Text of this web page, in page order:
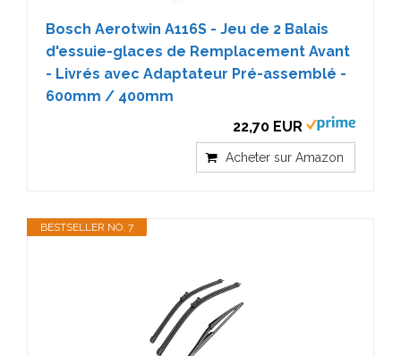
Bosch Aerotwin A116S - Jeu de 2 Balais
d'essuie-glaces de Remplacement Avant
- Livrés avec Adaptateur Pré-assemblé -
600mm / 400mm
22,70 EUR
Acheter sur Amazon
BESTSELLER NO. 7